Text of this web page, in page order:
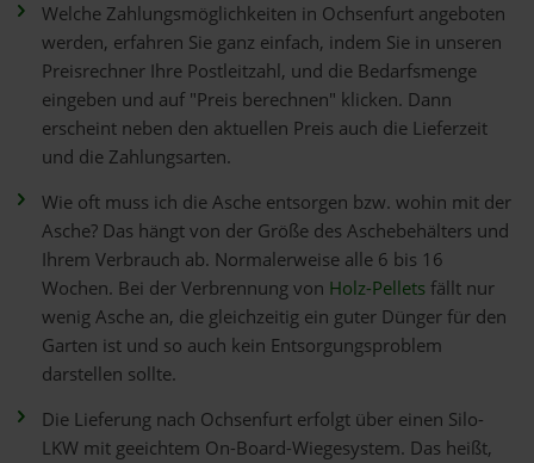
Welche Zahlungsmöglichkeiten in Ochsenfurt angeboten
werden, erfahren Sie ganz einfach, indem Sie in unseren
Preisrechner Ihre Postleitzahl, und die Bedarfsmenge
eingeben und auf "Preis berechnen" klicken. Dann
erscheint neben den aktuellen Preis auch die Lieferzeit
und die Zahlungsarten.
Wie oft muss ich die Asche entsorgen bzw. wohin mit der
Asche? Das hängt von der Größe des Aschebehälters und
Ihrem Verbrauch ab. Normalerweise alle 6 bis 16
Wochen. Bei der Verbrennung von Holz-Pelletsfällt nur
wenig Asche an, die gleichzeitig ein guter Dünger für den
Garten ist und so auch kein Entsorgungsproblem
darstellen sollte.
Die Lieferung nach Ochsenfurt erfolgt über einen Silo-
LKW mit geeichtem On-Board-Wiegesystem. Das heißt,